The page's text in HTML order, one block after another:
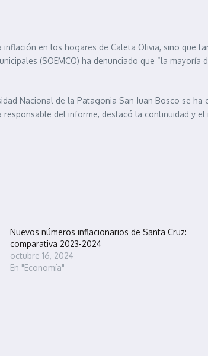
en los hogares de Caleta Olivia, sino que
(SOEMCO) ha denunciado que “la
Nacional de la Patagonia San Juan Bosco se
del informe, destacó la continuidad y
Nuevos números inflacionarios de Santa Cruz:
comparativa 2023-2024
octubre 16, 2024
En "Economía"